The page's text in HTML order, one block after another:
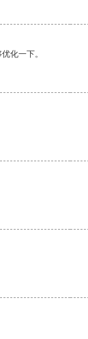
化一下。